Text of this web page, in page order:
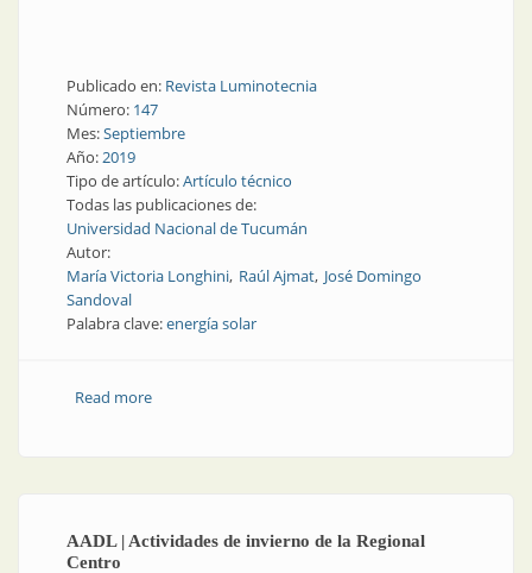
Publicado en: Revista Luminotecnia
Número: 147
Mes:Septiembre
Año:2019
Tipo de artículo:Artículo técnico
Todas las publicaciones de:
Universidad Nacional de Tucumán
Autor:
María Victoria Longhini Raúl Ajmat José Domingo
Sandoval
Palabra clave:energía solar
Read moreabout Energía solar | La simulación urbana como
AADL | Actividades de invierno de la Regional
Centro